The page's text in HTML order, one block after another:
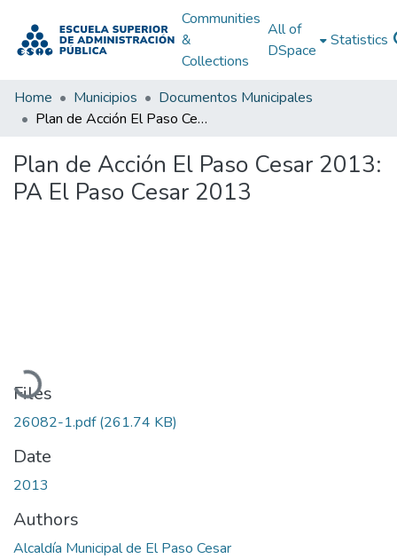
Communities
&
Collections
All of
DSpace
Statistics
Home Municipios
Documentos Municipales
Plan de Acción El Paso Cesar 2013: PA El Paso Cesar 2013
Plan de Acción El Paso Cesar 2013:
PA El Paso Cesar 2013
Loading...
Files
26082-1.pdf(261.74 KB)
Date
2013
Authors
Alcaldía Municipal de El Paso Cesar